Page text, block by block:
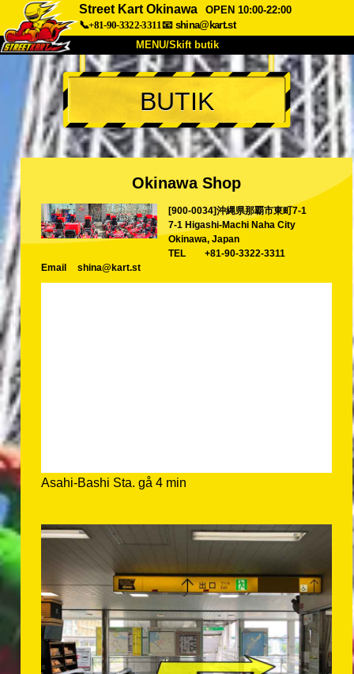
Street Kart Okinawa
OPEN 10:00-22:00
📞+81-90-3322-3311📧 shina@kart.st
MENU/Skift butik
TOP
Om Specifikationer Pris
Adgang Stemme FAQ
Virksomhed Booking
Skift butik
Tokyo Shinagawa Tokyo Akihabara#1
Tokyo Akihabara#2 Tokyo Shibuya
Tokyo Shibuya Annex
BUTIK
Okinawa Shop
[900-0034]沖縄県那覇市東町7-1
7-1 Higashi-Machi Naha City
Okinawa, Japan
TEL
+81-90-3322-3311
Email
shina@kart.st
Asahi-Bashi Sta. gå 4 min